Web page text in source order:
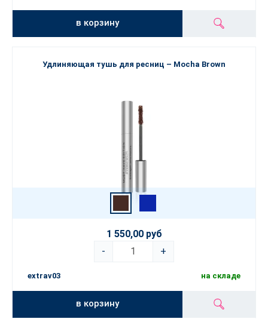
в корзину
Удлиняющая тушь для ресниц – Mocha Brown
1 550,00 руб
-
+
extrav03 на складе
в корзину